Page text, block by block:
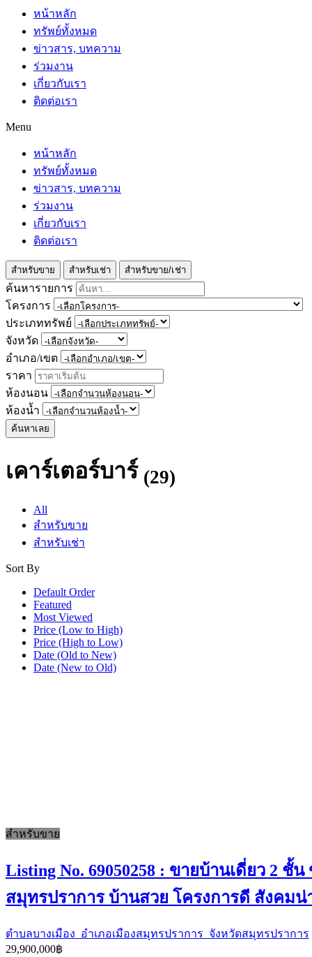
หน้าหลัก
ทรัพย์ทั้งหมด
ข่าวสาร, บทความ
ร่วมงาน
เกี่ยวกับเรา
ติดต่อเรา
Menu
หน้าหลัก
ทรัพย์ทั้งหมด
ข่าวสาร, บทความ
ร่วมงาน
เกี่ยวกับเรา
ติดต่อเรา
สำหรับขาย สำหรับเช่า สำหรับขาย/เช่า
ค้นหารายการ
โครงการ
ประเภททรัพย์
จังหวัด
อำเภอ/เขต
ราคา
ห้องนอน
ห้องน้ำ
ค้นหาเลย
เคาร์เตอร์บาร์ (29)
All
สำหรับขาย
สำหรับเช่า
Sort By
Default Order
Featured
Most Viewed
Price (Low to High)
Price (High to Low)
Date (Old to New)
Date (New to Old)
สำหรับขาย
Listing No. 69050258 : ขายบ้านเดี่ยว 2
สมุทรปราการ บ้านสวย โครงการดี สังคม
ตำบลบางเมือง อำเภอเมืองสมุทรปราการ จังหวัดสมุทรปราการ
29,900,000฿